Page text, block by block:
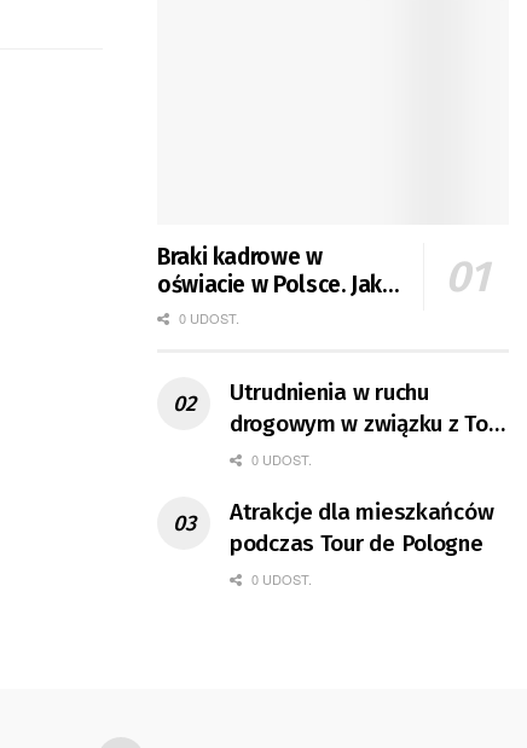
Braki kadrowe w
oświacie w Polsce. Jak
jest w Gorzowie?
0 UDOST.
Utrudnienia w ruchu
drogowym w związku z Tour
de Pologne
0 UDOST.
Atrakcje dla mieszkańców
podczas Tour de Pologne
0 UDOST.